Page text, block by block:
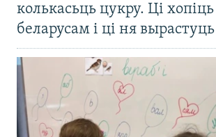
колькасьць цукру. Ці
беларусам і ці ня